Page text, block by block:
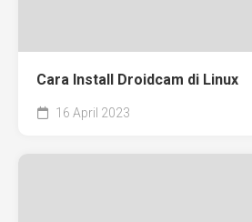
Cara Install Droidcam di Linux
16 April 2023